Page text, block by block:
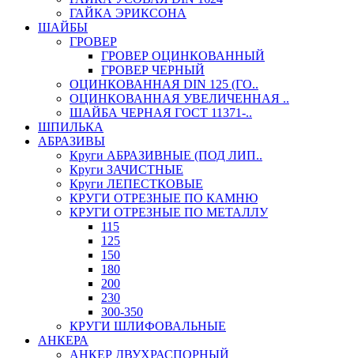
ГАЙКА ЭРИКСОНА
ШАЙБЫ
ГРОВЕР
ГРОВЕР ОЦИНКОВАННЫЙ
ГРОВЕР ЧЕРНЫЙ
ОЦИНКОВАННАЯ DIN 125 (ГО..
ОЦИНКОВАННАЯ УВЕЛИЧЕННАЯ ..
ШАЙБА ЧЕРНАЯ ГОСТ 11371-..
ШПИЛЬКА
АБРАЗИВЫ
Круги АБРАЗИВНЫЕ (ПОД ЛИП..
Круги ЗАЧИСТНЫЕ
Круги ЛЕПЕСТКОВЫЕ
КРУГИ ОТРЕЗНЫЕ ПО КАМНЮ
КРУГИ ОТРЕЗНЫЕ ПО МЕТАЛЛУ
115
125
150
180
200
230
300-350
КРУГИ ШЛИФОВАЛЬНЫЕ
АНКЕРА
АНКЕР ДВУХРАСПОРНЫЙ